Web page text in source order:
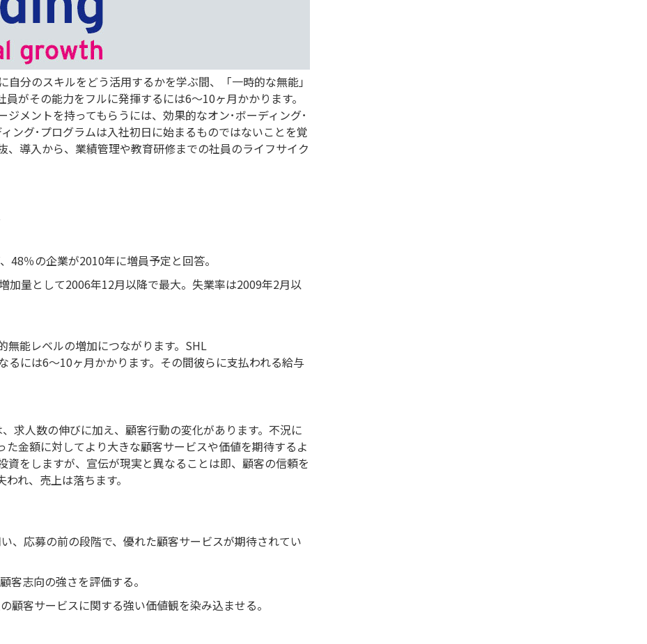
分のスキルをどう活用するかを学ぶ間、「一時的な無能」
がその能力をフルに発揮するには6～10ヶ月かかります。
メントを持ってもらうには、効果的なオン･ボーディング･
ング･プログラムは入社初日に始まるものではないことを覚
導入から、業績管理や教育研修までの社員のライフサイク
48％の企業が2010年に増員予定と回答。
加量として2006年12月以降で最大。失業率は2009年2月以
無能レベルの増加につながります。SHL
には6～10ヶ月かかります。その間彼らに支払われる給与
求人数の伸びに加え、顧客行動の変化があります。不況に
金額に対してより大きな顧客サービスや価値を期待するよ
資をしますが、宣伝が現実と異なることは即、顧客の信頼を
れ、売上は落ちます。
、応募の前の段階で、優れた顧客サービスが期待されてい
客志向の強さを評価する。
顧客サービスに関する強い価値観を染み込ませる。